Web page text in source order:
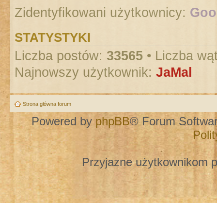
Zidentyfikowani użytkownicy:
STATYSTYKI
Liczba postów: 33565 • Liczba
Najnowszy użytkownik: JaMal
Strona główna forum
Powered by phpBB® Forum
Przyjazne użytkownikom